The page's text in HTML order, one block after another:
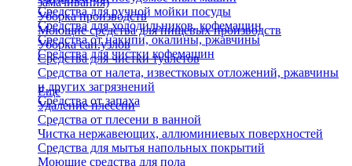
Средства для ручной мойки посуды
Средства для холодильников, кофемашин
Средства от накипи, окалины, ржавчины
Средства для чистки кофемашин
Уборка производств
Моющие средства для пищевых производств
Уборка сан.узлов
Средства для чистки туалетов
Средства от налета, известковых отложений, ржавчины
и других загрязнений
Средства от запаха
Еще
Удаление плесени
Средства от плесени в ванной
Чистка нержавеющих, аллюминиевых поверхностей
Средства для мытья напольных покрытий
Моющие средства для пола